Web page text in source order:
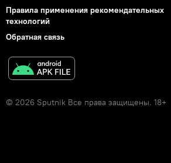
Правила применения рекомендательных
технологий
Обратная связь
© 2026 Sputnik Все права защищены. 18+